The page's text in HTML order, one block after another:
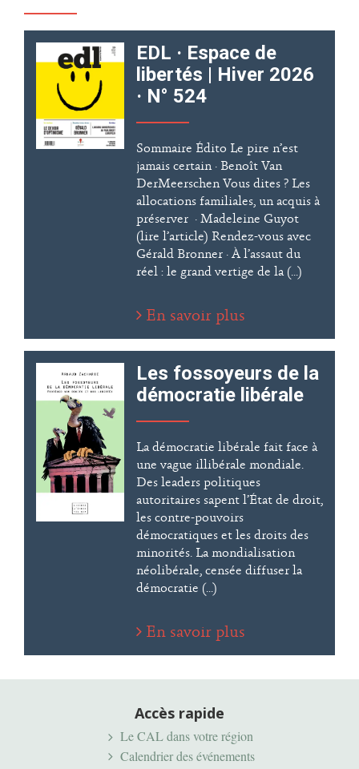
EDL · Espace de
libertés | Hiver 2026
· N° 524
Sommaire Édito Le pire n’est
jamais certain · Benoît Van
DerMeerschen Vous dites ? Les
allocations familiales, un acquis à
préserver · Madeleine Guyot
(lire l’article) Rendez-vous avec
Gérald Bronner · À l’assaut du
réel : le grand vertige de la (...)
En savoir plus
Les fossoyeurs de la
démocratie libérale
La démocratie libérale fait face à
une vague illibérale mondiale.
Des leaders politiques
autoritaires sapent l’État de droit,
les contre-pouvoirs
démocratiques et les droits des
minorités. La mondialisation
néolibérale, censée diffuser la
démocratie (...)
En savoir plus
Accès rapide
Le CAL dans votre région
Calendrier des événements